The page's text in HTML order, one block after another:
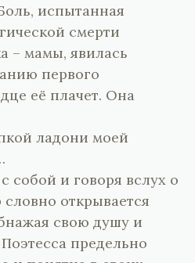
испытанная
смерти
– мамы, явилась
первого
её плачет. Она
ладони моей
собой и говоря вслух о
открывается
свою душу и
предельно